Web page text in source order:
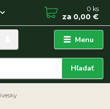
Menu
Hľadať
0 ks
za 0,00 €